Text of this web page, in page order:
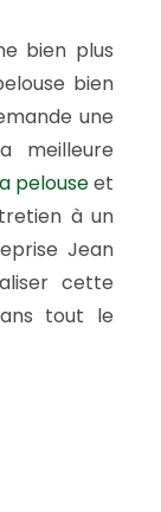
bien plus
bien
une
meilleure
pelouseet
à un
Jean
cette
tout le